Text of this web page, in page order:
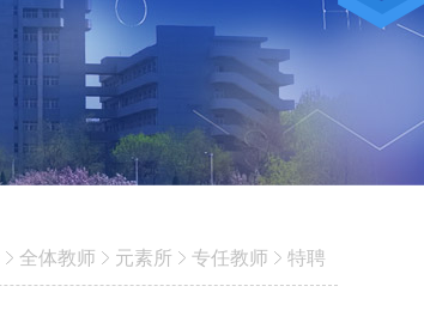
全体教师 元素所 专任教师 特聘